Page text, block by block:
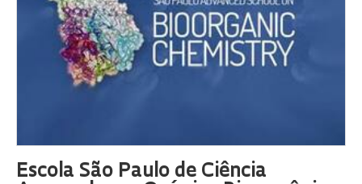
Escola São Paulo de Ciência